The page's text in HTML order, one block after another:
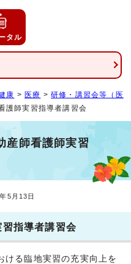
タル
康 >医療 >研修・講習会等（医
護師実習指導者講習会
産師看護師実習
5月13日
指導者講習会
る臨地実習の充実向上を